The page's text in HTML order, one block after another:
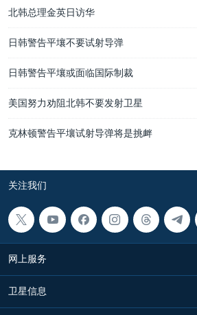
北韩总理金英日访华
日韩警告平壤不要试射导弹
日韩警告平壤或面临国际制裁
美国努力劝阻北韩不要发射卫星
克林顿警告平壤试射导弹将是挑衅
关注我们
网上服务
卫星信息